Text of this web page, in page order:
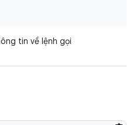
tin về lệnh gọi